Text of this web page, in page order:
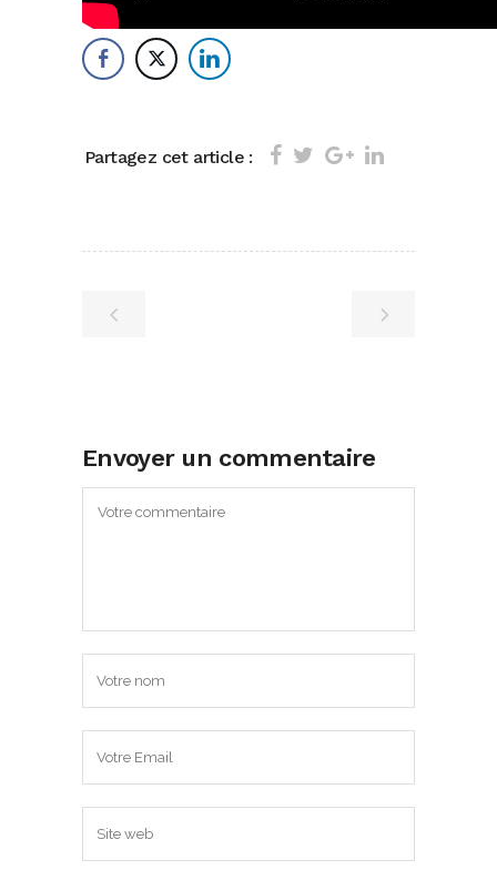
Partagez cet article :
Envoyer un commentaire